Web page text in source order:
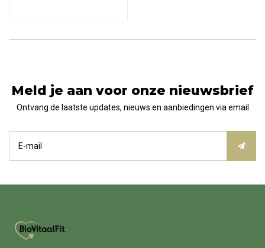
Meld je aan voor onze nieuwsbrief
Ontvang de laatste updates, nieuws en aanbiedingen via email